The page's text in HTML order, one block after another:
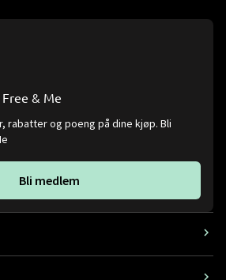
& Me
rabatter og poeng på dine kjøp. Bli
Bli medlem